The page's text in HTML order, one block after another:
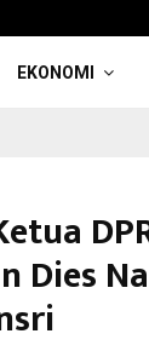
EKONOMI
Dies